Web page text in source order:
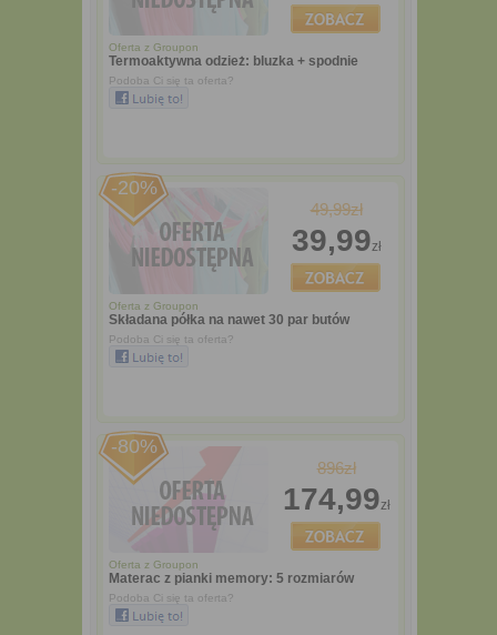
Oferta z Groupon
Termoaktywna odzież: bluzka + spodnie
Podoba Ci się ta oferta?
-20%
Oferta z Groupon
Składana półka na nawet 30 par butów
Podoba Ci się ta oferta?
49,99zł
39,99zł
-80%
Oferta z Groupon
Materac z pianki memory: 5 rozmiarów
Podoba Ci się ta oferta?
896zł
174,99zł